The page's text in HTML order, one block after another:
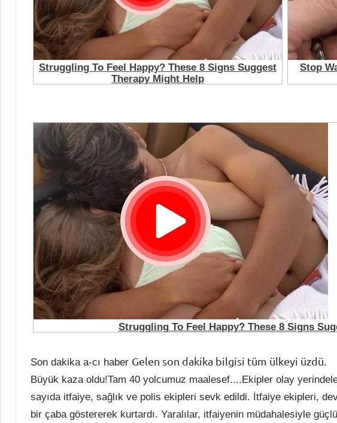
Son dakika a-cı haber Gelen son dakika bilgisi tüm ülkeyi üzdü.
Büyük kaza oldu!Tam 40 yolcumuz maalesef....Ekipler olay
sayıda itfaiye, sağlık ve polis ekipleri sevk edildi. İtfaiye ekipleri,
bir çaba göstererek kurtardı. Yaralılar, itfaiyenin müdahalesiyle